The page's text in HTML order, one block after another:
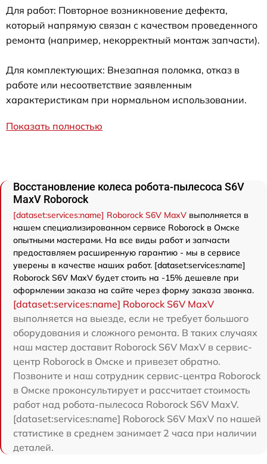
Для работ: Повторное возникновение дефекта,
который напрямую связан с качеством проведенного
ремонта (например, некорректный монтаж запчасти).
Для комплектующих: Внезапная поломка, отказ в
работе или несоответствие заявленным
характеристикам при нормальном использовании.
Показать полностью
Восстановление колеса робота-пылесоса S6V
MaxV Roborock
[dataset:services:name] Roborock S6V MaxV выполняется в
нашем специализированном сервисе Roborock в Омске
опытными мастерами. На все виды работ и запчасти
предоставляем расширенную гарантию - мы в сервисе
уверены в качестве наших работ. [dataset:services:name]
Roborock S6V MaxV будет стоить на -15% дешевле при
оформлении заказа на сайте через форму заказа звонка.
[dataset:services:name] Roborock S6V MaxV
выполняется на выезде, если не требует большого
оборудования и сложного ремонта. В таких случаях
наш мастер доставит Roborock S6V MaxV в сервис-
центр Roborock в Омске и привезет обратно.
Позвоните и наш сотрудник сервис-центра Roborock
в Омске проконсультирует и рассчитает стоимость
работ над робота-пылесоса Roborock S6V MaxV.
[dataset:services:name] Roborock S6V MaxV по нашей
статистике в среднем занимает 2 часа при наличии
деталей.